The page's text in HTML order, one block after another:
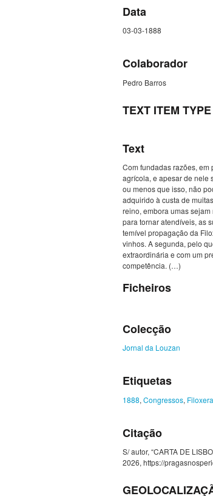
Data
03-03-1888
Colaborador
Pedro Barros
TEXT ITEM
Text
Com fundadas razões, em
agrícola, e apesar de nele
ou menos que isso, não
adquirido à custa de
reino, embora umas
para tornar atendíveis, as
temível propagação da
vinhos. A segunda, pelo
extraordinária e com um
competência. (…)
Ficheiros
Colecção
Jornal da Louzan
Etiquetas
1888, Congressos, Filoxera
Citação
S/ autor, “CARTA DE
2026, https://